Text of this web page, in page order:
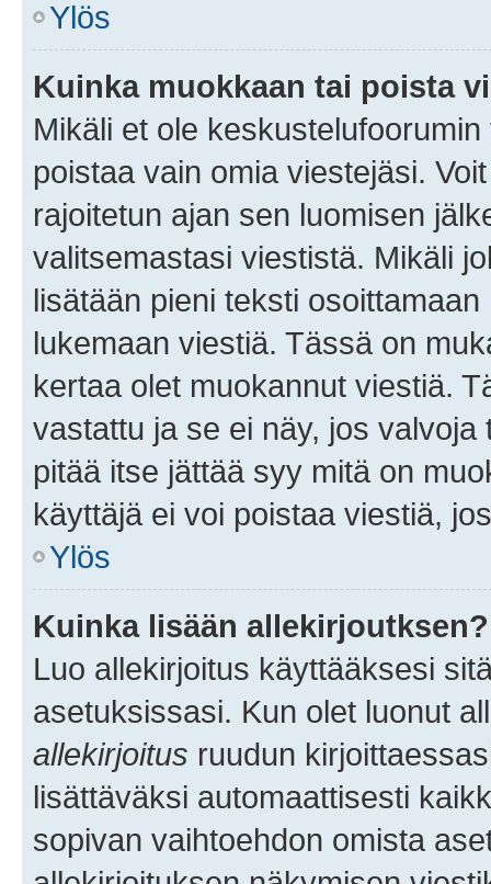
Ylös
Kuinka muokkaan tai poista
Mikäli et ole
poistaa vain omia viestejäsi.
rajoitetun ajan sen luomisen
valitsemastasi viestistä. Mikäli
lisätään pieni teksti
lukemaan viestiä. Tässä on
kertaa olet muokannut viestiä.
vastattu ja se ei näy, jos
pitää itse jättää syy mitä on
käyttäjä ei voi poistaa viestiä,
Ylös
Kuinka lisään allekirjoutksen?
Luo allekirjoitus käyttääksesi
asetuksissasi. Kun olet luonut
allekirjoitus ruudun
lisättäväksi automaattisesti
sopivan vaihtoehdon omista